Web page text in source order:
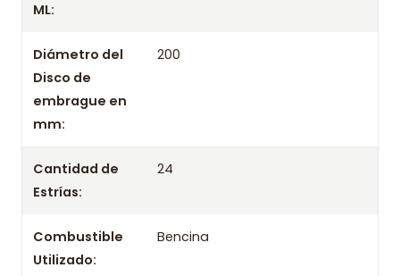
ML:
Diámetro del
Disco de
embrague en
mm:
200
Cantidad de
Estrías:
24
Combustible
Utilizado:
Bencina